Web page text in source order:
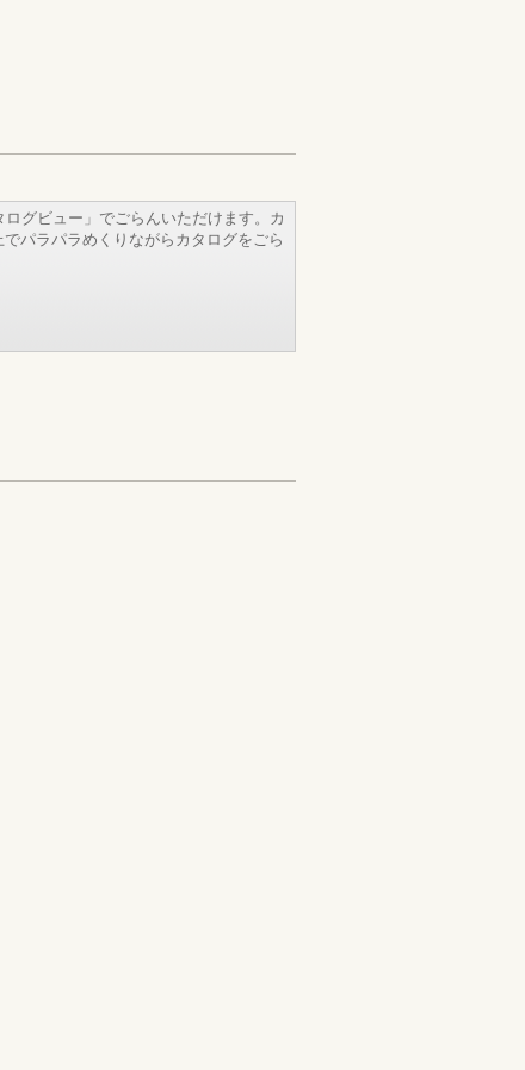
グビュー」でごらんいただけます。カ
パラパラめくりながらカタログをごら